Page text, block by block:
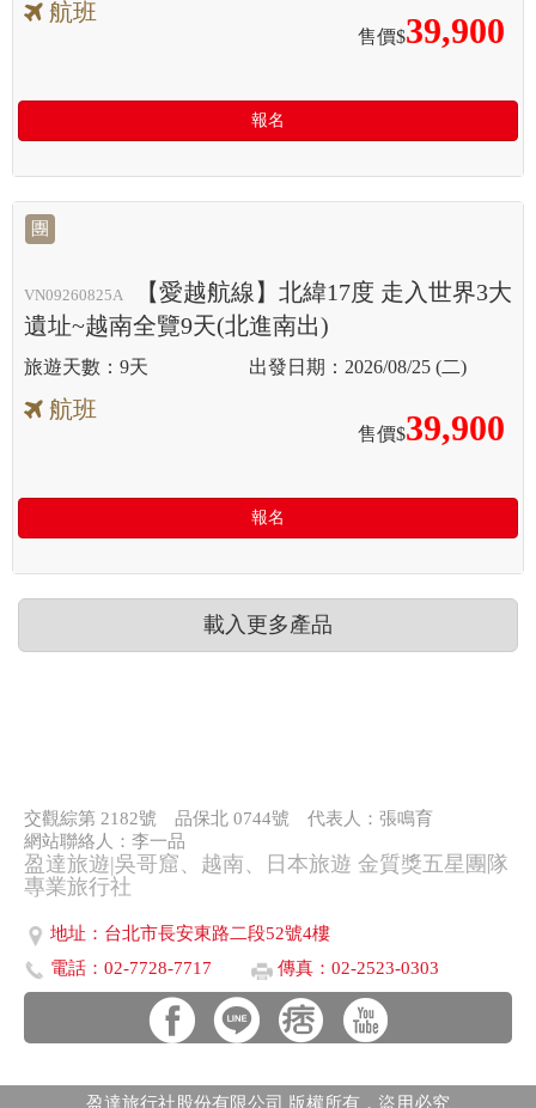
航班
售價$39,900
報名
團
VN09260825A
【愛越航線】北緯17度 走入世界3大
遺址~越南全覽9天(北進南出)
9天 2026/08/25 (二)
航班
售價$39,900
報名
載入更多產品
交觀綜第 2182號 品保北 0744號
代表人：張鳴育
網站聯絡人：李一品
盈達旅遊|吳哥窟、越南、日本旅遊 金質獎五星團隊
專業旅行社
地址：台北市長安東路二段52號4樓
電話：02-7728-7717
傳真：02-2523-0303
盈達旅行社股份有限公司 版權所有．盜用必究